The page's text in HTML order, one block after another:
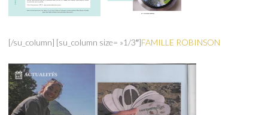
[/su_column] [su_column size= »1/3″]FAMILLE ROBINSON